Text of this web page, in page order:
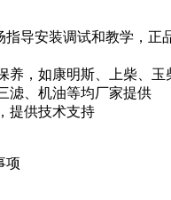
指导安装调试和教学，正
养，如康明斯、上柴、玉
滤、机油等均厂家提供
提供技术支持
项